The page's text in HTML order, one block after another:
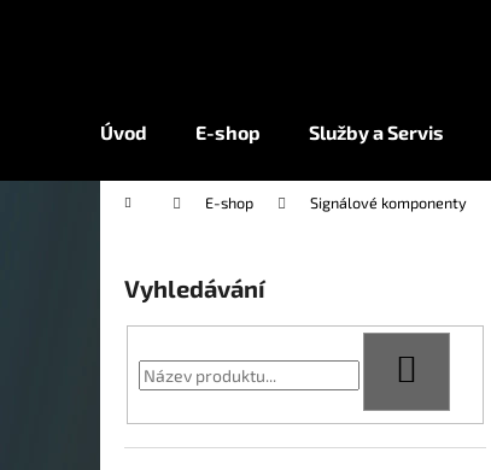
Úvod E-shop Služby a Servis
Domů E-shop Signálové komponenty
Vyhledávání
obchodu
obchodu